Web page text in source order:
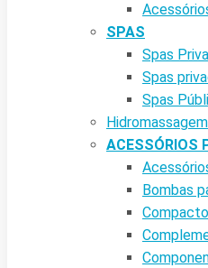
SPAS
Spas
Spas
Spas
Hidromassagem
ACESSÓRIOS
Bombas